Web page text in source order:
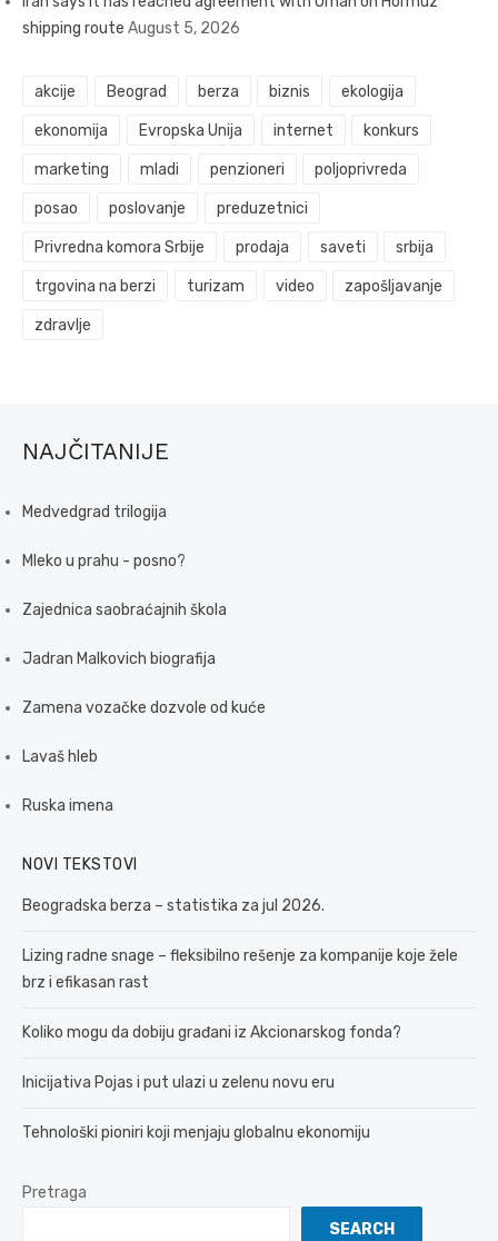
shipping route August 5, 2026
akcije Beograd berza biznis ekologija
ekonomija Evropska Unija internet konkurs
marketing mladi penzioneri poljoprivreda
posao poslovanje preduzetnici
Privredna komora Srbije prodaja saveti srbija
trgovina na berzi turizam video zapošljavanje
zdravlje
NAJČITANIJE
Medvedgrad trilogija
Mleko u prahu - posno?
Zajednica saobraćajnih škola
Jadran Malkovich biografija
Zamena vozačke dozvole od kuće
Lavaš hleb
Ruska imena
NOVI TEKSTOVI
Beogradska berza – statistika za jul 2026.
Lizing radne snage – fleksibilno rešenje za kompanije koje žele
brz i efikasan rast
Koliko mogu da dobiju građani iz Akcionarskog fonda?
Inicijativa Pojas i put ulazi u zelenu novu eru
Tehnološki pioniri koji menjaju globalnu ekonomiju
Pretraga
SEARCH